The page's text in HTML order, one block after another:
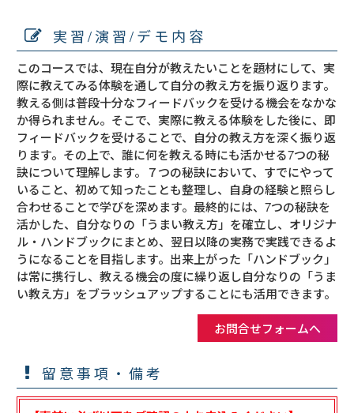
実習/演習/デモ内容
このコースでは、現在自分が教えたいことを題材にして、実
際に教えてみる体験を通して自分の教え方を振り返ります。
教える側は普段十分なフィードバックを受ける機会をなかな
か得られません。そこで、実際に教える体験をした後に、即
フィードバックを受けることで、自分の教え方を深く振り返
ります。その上で、誰に何を教える時にも活かせる7つの秘
訣について理解します。７つの秘訣において、すでにやって
いること、初めて知ったことも整理し、自身の経験と照らし
合わせることで学びを深めます。最終的には、7つの秘訣を
活かした、自分なりの「うまい教え方」を確立し、オリジナ
ル・ハンドブックにまとめ、翌日以降の実務で実践できるよ
うになることを目指します。出来上がった「ハンドブック」
は常に携行し、教える機会の度に繰り返し自分なりの「うま
い教え方」をブラッシュアップすることにも活用できます。
お問合せフォームへ
留意事項・備考